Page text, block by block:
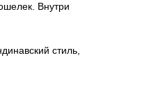
Внутри
стиль,